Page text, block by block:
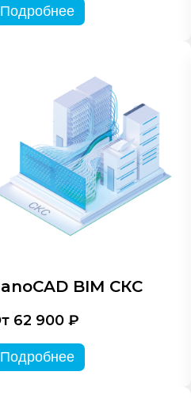
Подробнее
BIM СКС
62 900 ₽
Подробнее